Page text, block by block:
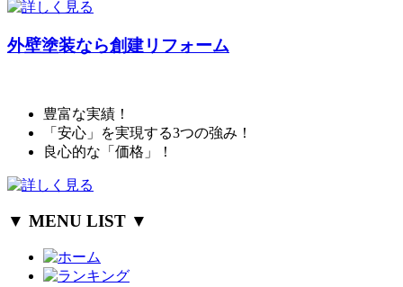
外壁塗装なら創建リフォーム
豊富な実績！
「安心」を実現する3つの強み！
良心的な「価格」！
▼ MENU LIST ▼